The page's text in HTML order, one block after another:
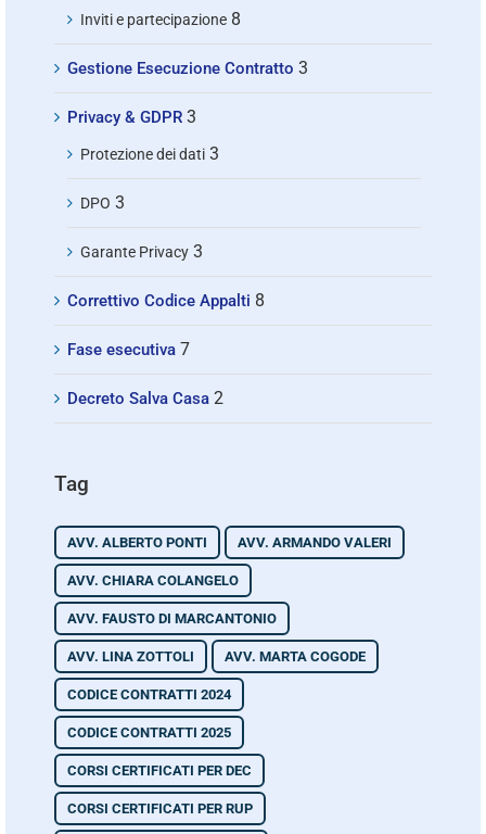
Inviti e partecipazione 8
Gestione Esecuzione Contratto 3
Privacy & GDPR 3
Protezione dei dati 3
DPO 3
Garante Privacy 3
Correttivo Codice Appalti 8
Fase esecutiva 7
Decreto Salva Casa 2
Tag
AVV. ALBERTO PONTI AVV. ARMANDO VALERI
AVV. CHIARA COLANGELO
AVV. FAUSTO DI MARCANTONIO
AVV. LINA ZOTTOLI AVV. MARTA COGODE
CODICE CONTRATTI 2024
CODICE CONTRATTI 2025
CORSI CERTIFICATI PER DEC
CORSI CERTIFICATI PER RUP